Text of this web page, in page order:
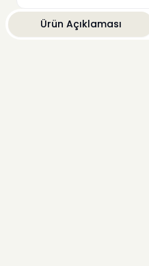
Ürün Açıklaması